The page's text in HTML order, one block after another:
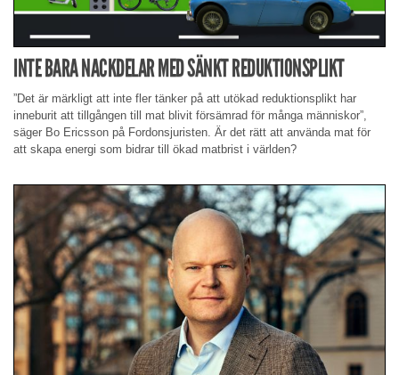
INTE BARA NACKDELAR MED SÄNKT REDUKTIONSPLIKT
”Det är märkligt att inte fler tänker på att utökad reduktionsplikt har
inneburit att tillgången till mat blivit försämrad för många människor”,
säger Bo Ericsson på Fordonsjuristen. Är det rätt att använda mat för
att skapa energi som bidrar till ökad matbrist i världen?